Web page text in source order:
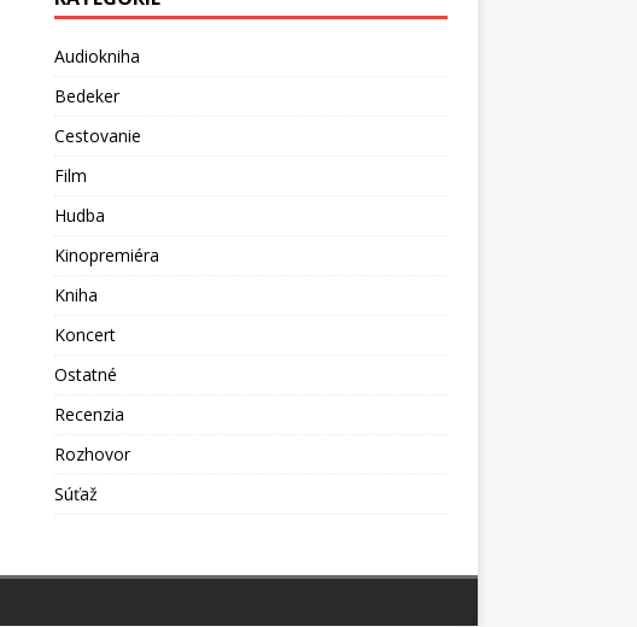
Audiokniha
Bedeker
Cestovanie
Film
Hudba
Kinopremiéra
Kniha
Koncert
Ostatné
Recenzia
Rozhovor
Súťaž